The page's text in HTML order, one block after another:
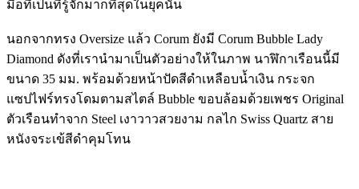
มือที่เป็นที่รู้จักมากที่สุดในยุคนั้น
นอกจากทรง Oversize แล้ว Corum ยังมี Corum Bubble Lady
Diamond ดังที่เรานำมาเป็นตัวอย่างให้ในภาพ นาฬิกาเรือนนี้มี
ขนาด 35 มม. พร้อมด้วยหน้าปัดสีดำเหลือบน้ำเงิน กระจก
แซปไฟร์ทรงโดมตามสไตล์ Bubble ขอบล้อมด้วยเพชร Original
ตัวเรือนทำจาก Steel เงาวาวสวยงาม กลไก Swiss Quartz สาย
หนังจระเข้สีดำคุมโทน